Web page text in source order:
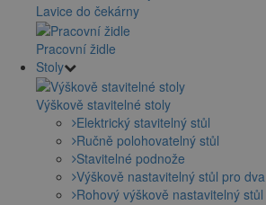
Lavice do čekárny
Pracovní židle
Stoly
Výškově stavitelné stoly
Elektrický stavitelný stůl
Ručně polohovatelný stůl
Stavitelné podnože
Výškově nastavitelný stůl pro dva
Rohový výškově nastavitelný stůl